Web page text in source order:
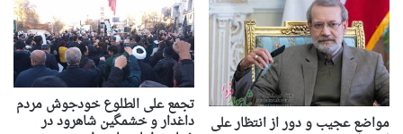
مواضع عجیب و دور از انتظار علی
تجمع علی الطلوع خودجوش مردم
داغدار و خشمگین شاهرود در